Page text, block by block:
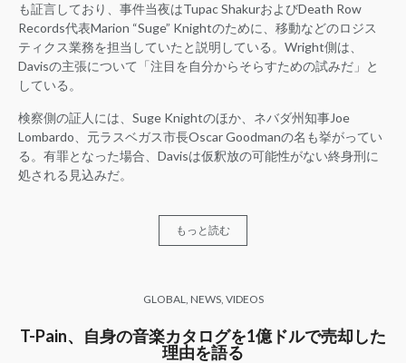
も証言しており、事件当夜はTupac ShakurおよびDeath Row
Records代表Marion “Suge” Knightのために、移動などのロジス
ティクス業務を担当していたと説明している。Wright側は、
Davisの主張について「注目を自分からそらすための試みだ」と
している。
検察側の証人には、Suge Knightのほか、ネバダ州知事Joe
Lombardo、元ラスベガス市長Oscar Goodmanの名も挙がってい
る。有罪となった場合、Davisは仮釈放の可能性がない終身刑に
処される見込みだ。
もっと読む
GLOBAL NEWS, VIDEOS
T-Pain、自身の音楽カタログを1億ドルで売却した
理由を語る